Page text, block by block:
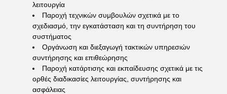
λειτουργία
Παροχή τεχνικών συμβουλών σχετικά με το
σχεδιασμό, την εγκατάσταση και τη συντήρηση του
συστήματος
Οργάνωση και διεξαγωγή τακτικών υπηρεσιών
συντήρησης και επιθεώρησης
Παροχή κατάρτισης και εκπαίδευσης σχετικά με τις
ορθές διαδικασίες λειτουργίας, συντήρησης και
ασφάλειας